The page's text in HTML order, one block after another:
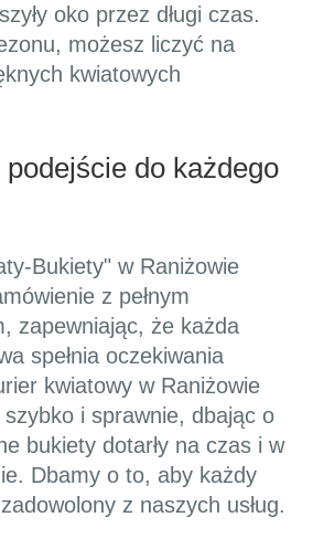
oko przez długi czas.
możesz liczyć na
kwiatowych
do każdego
Bukiety" w Raniżowie
z pełnym
zapewniając, że każda
spełnia oczekiwania
kwiatowy w Raniżowie
i sprawnie, dbając o
bukiety dotarły na czas i w
Dbamy o to, aby każdy
zadowolony z naszych usług.